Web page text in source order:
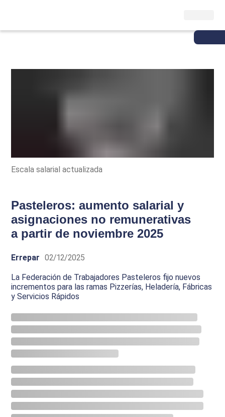
Escala salarial actualizada
Pasteleros: aumento salarial y
asignaciones no remunerativas
a partir de noviembre 2025
Errepar 02/12/2025
La Federación de Trabajadores Pasteleros fijo nuevos
incrementos para las ramas Pizzerías, Heladería, Fábricas
y Servicios Rápidos